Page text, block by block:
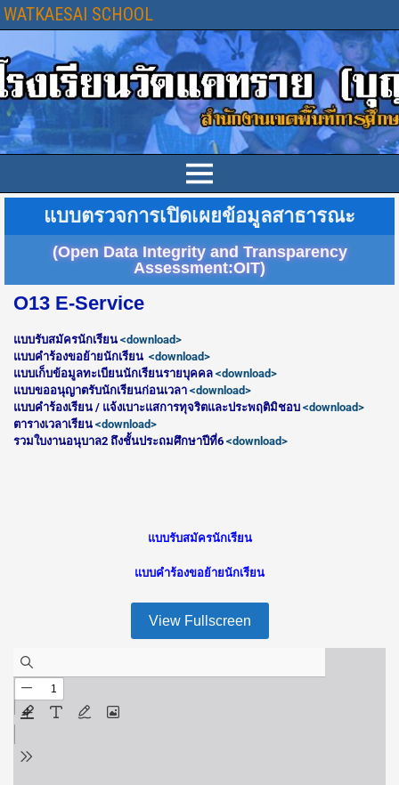
WATKAESAI SCHOOL
แบบตรวจการเปิดเผยข้อมูลสาธารณะ
(Open Data Integrity and Transparency
Assessment:OIT)
O13 E-Service
แบบรับสมัครนักเรียน <download>
แบบคำร้องขอย้ายนักเรียน <download>
แบบเก็บข้อมูลทะเบียนนักเรียนรายบุคคล <download>
แบบขออนุญาตรับนักเรียนก่อนเวลา <download>
แบบคำร้องเรียน / แจ้งเบาะแสการทุจริตและประพฤติมิชอบ <download>
ตารางเวลาเรียน <download>
รวมใบงานอนุบาล2 ถึงชั้นประถมศึกษาปีที่6 <download>
แบบรับสมัครนักเรียน
แบบคำร้องขอย้ายนักเรียน
View Fullscreen